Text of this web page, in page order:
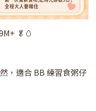
🥬🥚
，適合 BB 練習食粥仔